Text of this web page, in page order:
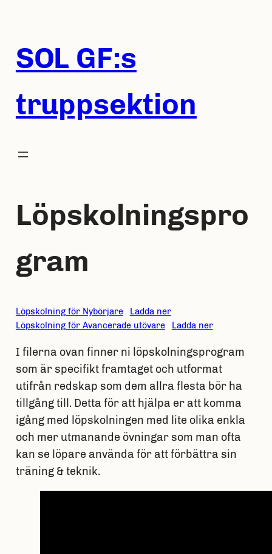
innehåll
SOL GF:s
truppsektion
Löpskolningspro
gram
Löpskolning för Nybörjare
Ladda ner
Löpskolning för Avancerade utövare
Ladda ner
I filerna ovan finner ni löpskolningsprogram
som är specifikt framtaget och utformat
utifrån redskap som dem allra flesta bör ha
tillgång till. Detta för att hjälpa er att komma
igång med löpskolningen med lite olika enkla
och mer utmanande övningar som man ofta
kan se löpare använda för att förbättra sin
träning & teknik.